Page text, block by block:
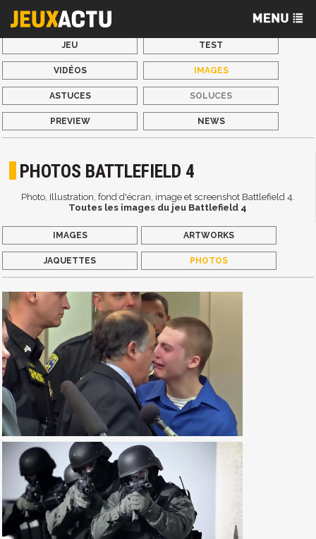
JEU TEST
VIDÉOS IMAGES
ASTUCES SOLUCES
PREVIEW NEWS
PHOTOS BATTLEFIELD 4
Photo, Illustration, fond d'écran, image et screenshot Battlefield 4.
Toutes les images du jeu Battlefield 4
IMAGES ARTWORKS
JAQUETTES PHOTOS